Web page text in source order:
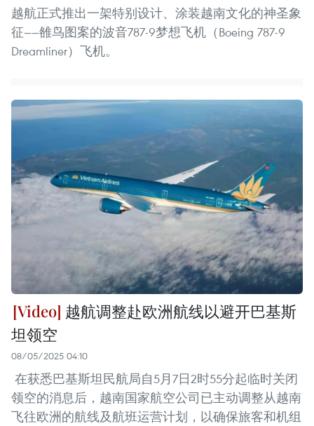
越航正式推出一架特别设计、涂装越南文化的神圣象
征——雒鸟图案的波音787-9梦想飞机（Boeing 787-9
Dreamliner）飞机。
越航调整赴欧洲航线以避开巴基斯
坦领空
08/05/2025 04:10
在获悉巴基斯坦民航局自5月7日2时55分起临时关闭
领空的消息后，越南国家航空公司已主动调整从越南
飞往欧洲的航线及航班运营计划，以确保旅客和机组